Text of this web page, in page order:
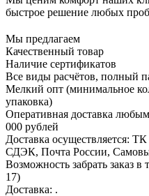
быстрое решение любых
Мы предлагаем
Качественный товар
Наличие сертификатов
Все виды расчётов, полный
Мелкий опт (минимальное
упаковка)
Оперативная доставка
000 рублей
Доставка осуществляется:
СДЭК, Почта России,
Возможность забрать заказ в
17)
Доставка: .